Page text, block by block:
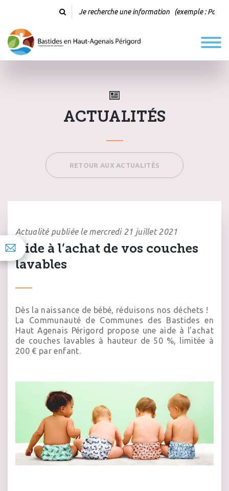
ACTUALITÉS
RETOUR AUX ACTUALITÉS
Actualité publiée le mercredi 21 juillet 2021
Aide à l’achat de vos couches
lavables
Dès la naissance de bébé, réduisons nos déchets !
La Communauté de Communes des Bastides en
Haut Agenais Périgord propose une aide à l’achat
de couches lavables à hauteur de 50 %, limitée à
200 € par enfant.